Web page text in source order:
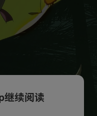
继续阅读